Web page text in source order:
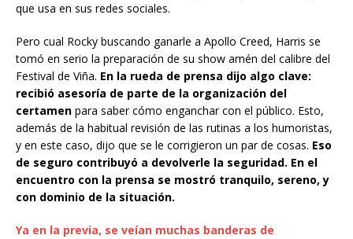
que usa en sus redes sociales.
Pero cual Rocky buscando ganarle a Apollo Creed, Harris se
tomó en serio la preparación de su show amén del calibre del
Festival de Viña. En la rueda de prensa dijo algo clave:
recibió asesoría de parte de la organización del
certamen para saber cómo enganchar con el público. Esto,
además de la habitual revisión de las rutinas a los humoristas,
y en este caso, dijo que se le corrigieron un par de cosas. Eso
de seguro contribuyó a devolverle la seguridad. En el
encuentro con la prensa se mostró tranquilo, sereno, y
con dominio de la situación.
Ya en la previa, se veían muchas banderas de